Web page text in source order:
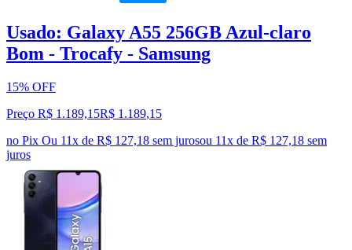
Usado: Galaxy A55 256GB Azul-claro
Bom - Trocafy - Samsung
15% OFF
Preço R$ 1.189,15R$ 1.189,15
no Pix Ou 11x de R$ 127,18 sem jurosou 11x de R$ 127,18 sem
juros